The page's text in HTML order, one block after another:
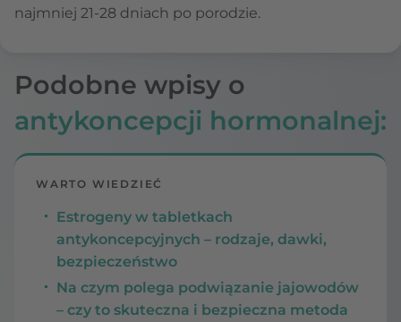
najmniej 21-28 dniach po porodzie.
Podobne wpisy o
antykoncepcji hormonalnej:
WARTO WIEDZIEĆ
Estrogeny w tabletkach
antykoncepcyjnych – rodzaje, dawki,
bezpieczeństwo
Na czym polega podwiązanie jajowodów
– czy to skuteczna i bezpieczna metoda